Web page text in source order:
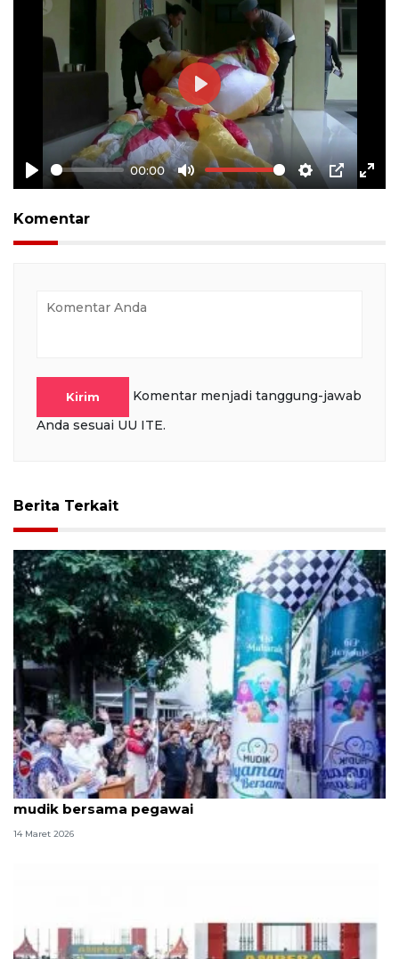
Play
00:00
Mute Settings
PIP
Play
Komentar
Kirim
Komentar menjadi tanggung-jawab
Anda sesuai UU ITE.
Berita Terkait
Kemenkes berangkatkan 1.126 peserta di program
mudik bersama pegawai
14 Maret 2026